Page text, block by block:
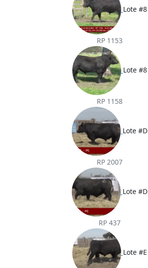
Lote #8
RP 1153
Lote #8
RP 1158
Lote #D
RP 2007
Lote #D
RP 437
Lote #E